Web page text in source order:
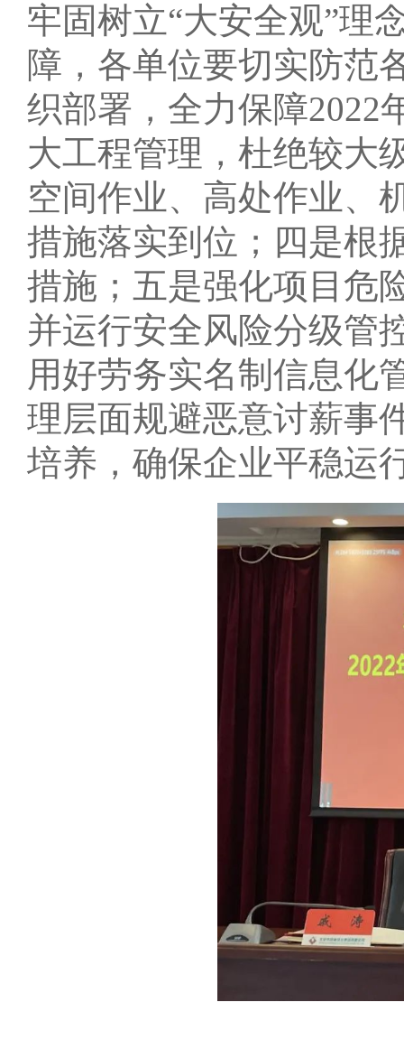
牢固树立“大安全观”理
障，各单位要切实防范
织部署，全力保障2022
大工程管理，杜绝较大
空间作业、高处作业、
措施落实到位；四是根
措施；五是强化项目危
并运行安全风险分级管
用好劳务实名制信息化
理层面规避恶意讨薪事
培养，确保企业平稳运